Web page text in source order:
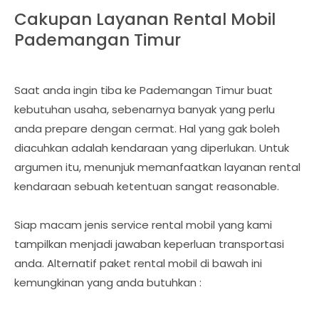
Cakupan Layanan Rental Mobil
Pademangan Timur
Saat anda ingin tiba ke Pademangan Timur buat
kebutuhan usaha, sebenarnya banyak yang perlu
anda prepare dengan cermat. Hal yang gak boleh
diacuhkan adalah kendaraan yang diperlukan. Untuk
argumen itu, menunjuk memanfaatkan layanan rental
kendaraan sebuah ketentuan sangat reasonable.
Siap macam jenis service rental mobil yang kami
tampilkan menjadi jawaban keperluan transportasi
anda. Alternatif paket rental mobil di bawah ini
kemungkinan yang anda butuhkan :